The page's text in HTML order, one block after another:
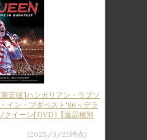
定版]ハンガリアン・ラプソ
イン・ブダペスト'86＜デラ
クイーン[DVD]【返品種別
(2025/3/22時点)